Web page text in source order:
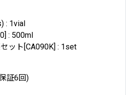
: 1vial
: 500ml
ット[CA090K] : 1set
証6回)